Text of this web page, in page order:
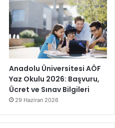
Anadolu Üniversitesi AÖF
Yaz Okulu 2026: Başvuru,
Ücret ve Sınav Bilgileri
29 Haziran 2026